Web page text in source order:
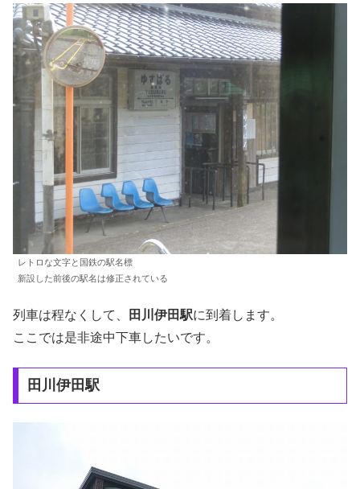
レトロな文字と国鉄の駅名標
新設した前後の駅名は修正されている
列車は程なくして、 田川伊田駅に到着します。
ここでは是非途中下車したいです。
田川伊田駅